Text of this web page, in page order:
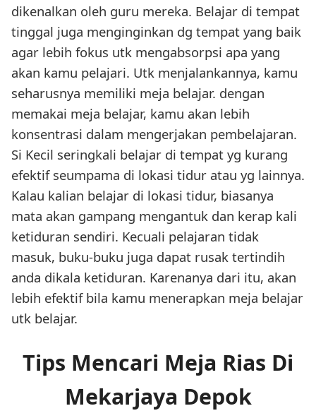
dikenalkan oleh guru mereka. Belajar di tempat
tinggal juga menginginkan dg tempat yang baik
agar lebih fokus utk mengabsorpsi apa yang
akan kamu pelajari. Utk menjalankannya, kamu
seharusnya memiliki meja belajar. dengan
memakai meja belajar, kamu akan lebih
konsentrasi dalam mengerjakan pembelajaran.
Si Kecil seringkali belajar di tempat yg kurang
efektif seumpama di lokasi tidur atau yg lainnya.
Kalau kalian belajar di lokasi tidur, biasanya
mata akan gampang mengantuk dan kerap kali
ketiduran sendiri. Kecuali pelajaran tidak
masuk, buku-buku juga dapat rusak tertindih
anda dikala ketiduran. Karenanya dari itu, akan
lebih efektif bila kamu menerapkan meja belajar
utk belajar.
Tips Mencari Meja Rias Di
Mekarjaya Depok